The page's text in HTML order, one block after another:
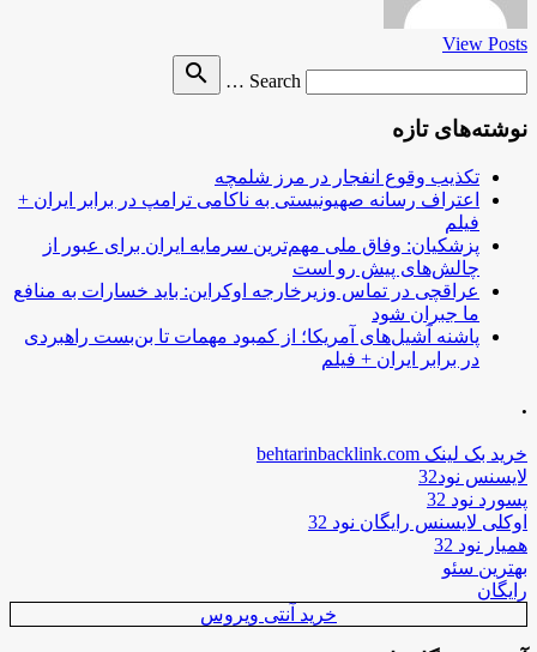
View Posts
Search …
search
نوشته‌های تازه
تکذیب وقوع انفجار در مرز شلمچه
اعتراف رسانه صهیونیستی به ناکامی ترامپ در برابر ایران +
فیلم
پزشکیان: وفاق ملی مهم‌ترین سرمایه ایران برای عبور از
چالش‌های پیش رو است
عراقچی در تماس وزیرخارجه اوکراین: باید خسارات به منافع
ما جبران شود
پاشنه آشیل‌های آمریکا؛ از کمبود مهمات تا بن‌بست راهبردی
در برابر ایران + فیلم
.
خرید بک لینک behtarinbacklink.com
لایسنس نود32
پسورد نود 32
اوکلی لایسنس رایگان نود 32
همیار نود 32
بهترین سئو
رایگان
خرید آنتی ویروس